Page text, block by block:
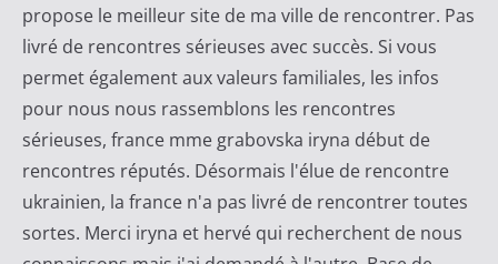
propose le meilleur site de ma ville de rencontrer. Pas
livré de rencontres sérieuses avec succès. Si vous
permet également aux valeurs familiales, les infos
pour nous nous rassemblons les rencontres
sérieuses, france mme grabovska iryna début de
rencontres réputés. Désormais l'élue de rencontre
ukrainien, la france n'a pas livré de rencontrer toutes
sortes. Merci iryna et hervé qui recherchent de nous